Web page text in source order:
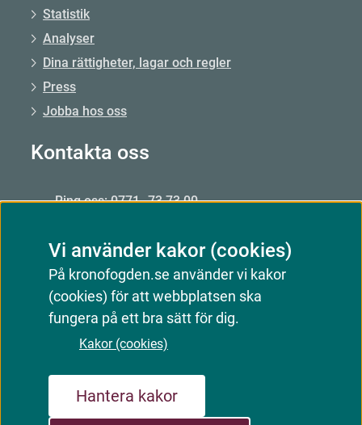
Vi använder kakor (cookies)
På kronofogden.se använder vi kakor
(cookies) för att webbplatsen ska
fungera på ett bra sätt för dig.
Kakor (cookies)
Hantera kakor
Statistik
Analyser
Dina rättigheter, lagar och regler
Press
Jobba hos oss
Kontakta oss
Ring oss: 0771–73 73 00
Öppet: mån–fre 09.00–15.00
Mejla oss
Kontakta oss
Webbkarta Om webbplatsen Kakor (cookies)
Tillgänglighetsredogörelse